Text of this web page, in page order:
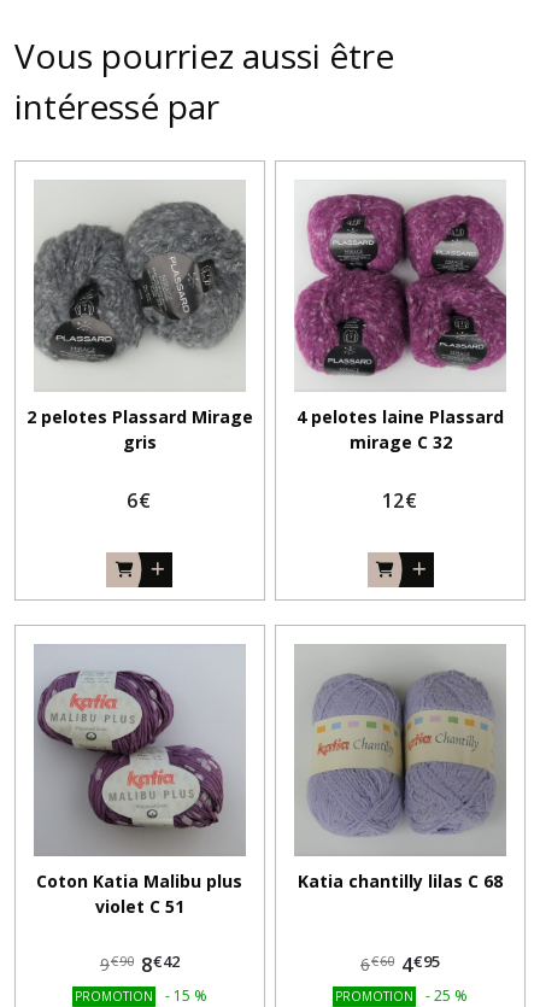
Vous pourriez aussi être
intéressé par
2 pelotes Plassard Mirage
gris
6€
4 pelotes laine Plassard
mirage C 32
12€
Coton Katia Malibu plus
violet C 51
9€90 8€42
PROMOTION - 15 %
Katia chantilly lilas C 68
6€60 4€95
PROMOTION -25 %